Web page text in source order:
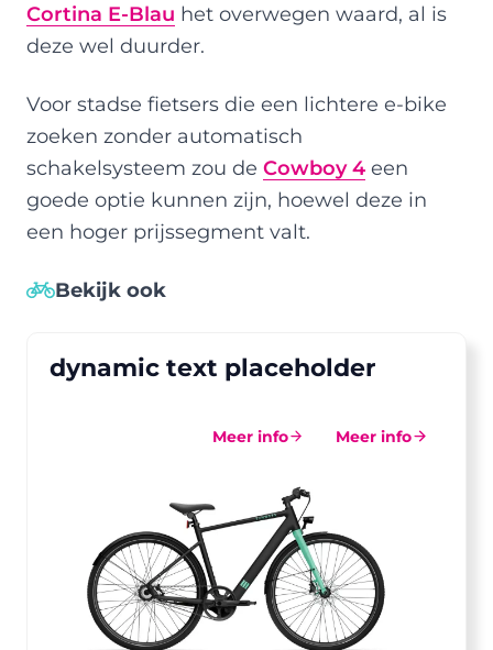
Cortina E-Blau het overwegen waard, al is
deze wel duurder.
Voor stadse fietsers die een lichtere e-bike
zoeken zonder automatisch
schakelsysteem zou de Cowboy 4 een
goede optie kunnen zijn, hoewel deze in
een hoger prijssegment valt.
Bekijk ook
dynamic text placeholder
Meer info Meer info